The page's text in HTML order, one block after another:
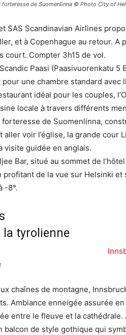
forteresse de Suomenlinna © Photo City of
SAS Scandinavian Airlines
et à Copenhague au retour.
court. Compter 3h15 de vol.
Paasi (Paasivuorenkatu
une chambre standard avec
idéal pour les couples,
locale à travers différents
forteresse de Suomenlinna,
aller voir l’église, la grande
visite guidée en anglais.
Bar, situé au sommet de
profitant de la vue sur Helsinki
-8°.
la tyrolienne
chaînes de montagne,
Ambiance enneigée assurée
entre le fleuve et la
balcon de style gothique qui